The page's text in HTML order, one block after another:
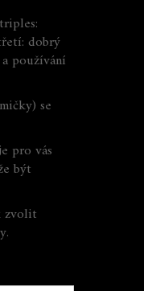
:
dobrý
používání
se
pro vás
být
zvolit